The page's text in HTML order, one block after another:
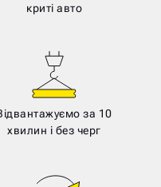
криті авто
за 10
хвилин і без черг